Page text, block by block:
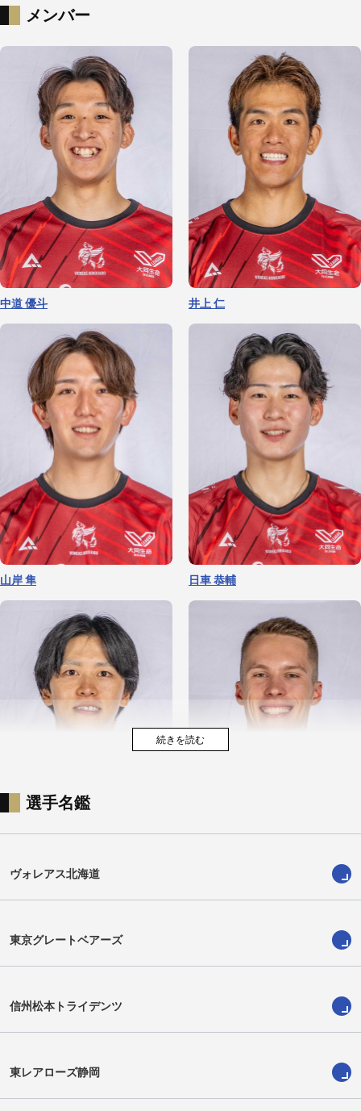
メンバー
中道 優斗 井上 仁
山岸 隼 日車 恭輔
選手名鑑
ヴォレアス北海道
東京グレートベアーズ
信州松本トライデンツ
東レアローズ静岡